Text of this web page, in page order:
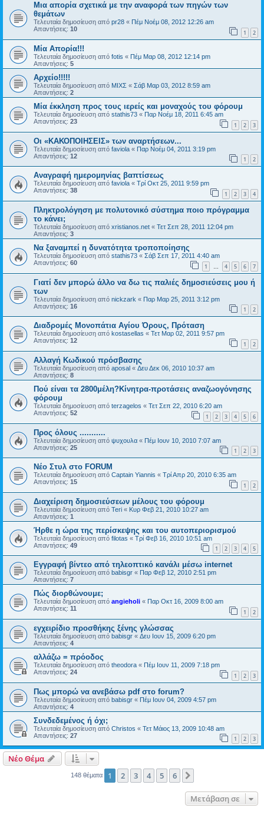
Μια απορία σχετικά με την αναφορά των πηγών των
θεμάτων
Τελευταία δημοσίευση από pr28 « Πέμ Νοέμ 08, 2012 12:26 am
Απαντήσεις: 10 1 2
Μία Απορία!!!
Τελευταία δημοσίευση από fotis « Πέμ Μαρ 08, 2012 12:14 pm
Απαντήσεις: 5
Αρχείο!!!!!
Τελευταία δημοσίευση από ΜΙΧΣ « Σάβ Μαρ 03, 2012 8:59 am
Απαντήσεις: 2
Μία έκκληση προς τους ιερείς και μοναχούς του φόρουμ
Τελευταία δημοσίευση από stathis73 « Παρ Νοέμ 18, 2011 6:45 am
Απαντήσεις: 23 1 2 3
Οι «ΚΑΚΟΠΟΙΗΣΕΙΣ» των αναρτήσεων...
Τελευταία δημοσίευση από faviola « Παρ Νοέμ 04, 2011 3:19 pm
Απαντήσεις: 12 1 2
Aναγραφή ημερομηνίας βαπτίσεως
Τελευταία δημοσίευση από faviola « Τρί Οκτ 25, 2011 9:59 pm
Απαντήσεις: 38 1 2 3 4
Πληκτρολόγηση με πολυτονικό σύστημα ποιο πρόγραμμα
το κάνει;
Τελευταία δημοσίευση από xristianos.net « Τετ Σεπ 28, 2011 12:04 pm
Απαντήσεις: 3
Nα ξαναμπεί η δυνατότητα τροποποίησης
Τελευταία δημοσίευση από stathis73 « Σάβ Σεπ 17, 2011 4:40 am
Απαντήσεις: 60 1 … 4 5 6 7
Γιατί δεν μπορώ άλλο να δω τις παλιές δημοσιεύσεις μου ή
των
Τελευταία δημοσίευση από nickzark « Παρ Μαρ 25, 2011 3:12 pm
Απαντήσεις: 16 1 2
Διαδρομές Μονοπάτια Αγίου Όρους, Πρόταση
Τελευταία δημοσίευση από kostasellas « Τετ Μαρ 02, 2011 9:57 pm
Απαντήσεις: 12 1 2
Αλλαγή Κωδικού πρόσβασης
Τελευταία δημοσίευση από aposal « Δευ Δεκ 06, 2010 10:37 am
Απαντήσεις: 8
Πού είναι τα 2800μέλη?Κίνητρα-προτάσεις αναζωογόνησης
φόρουμ
Τελευταία δημοσίευση από terzagelos « Τετ Σεπ 22, 2010 6:20 am
Απαντήσεις: 52 1 2 3 4 5 6
Προς όλους ...........
Τελευταία δημοσίευση από ψυχουλα « Πέμ Ιουν 10, 2010 7:07 am
Απαντήσεις: 25 1 2 3
Νέο Στυλ στο FORUM
Τελευταία δημοσίευση από Captain Yiannis « Τρί Απρ 20, 2010 6:35 am
Απαντήσεις: 15 1 2
Διαχείριση δημοσιεύσεων μέλους του φόρουμ
Τελευταία δημοσίευση από Teri « Κυρ Φεβ 21, 2010 10:27 am
Απαντήσεις: 1
Ήρθε η ώρα της περίσκεψης και του αυτοπεριορισμού
Τελευταία δημοσίευση από filotas « Τρί Φεβ 16, 2010 10:51 am
Απαντήσεις: 49 1 2 3 4 5
Εγγραφή βίντεο από τηλεοπτικό κανάλι μέσω internet
Τελευταία δημοσίευση από babisgr « Παρ Φεβ 12, 2010 2:51 pm
Απαντήσεις: 7
Πώς διορθώνουμε;
Τελευταία δημοσίευση από angieholi « Παρ Οκτ 16, 2009 8:00 am
Απαντήσεις: 11 1 2
εγχειρίδιο προσθήκης ξένης γλώσσας
Τελευταία δημοσίευση από babisgr « Δευ Ιουν 15, 2009 6:20 pm
Απαντήσεις: 4
αλλάζω = πρόοδος
Τελευταία δημοσίευση από theodora « Πέμ Ιουν 11, 2009 7:18 pm
Απαντήσεις: 24 1 2 3
Πως μπορώ να ανεβάσω pdf στο forum?
Τελευταία δημοσίευση από babisgr « Πέμ Ιουν 04, 2009 4:57 pm
Απαντήσεις: 4
Συνδεδεμένος ή όχι;
Τελευταία δημοσίευση από Christos « Τετ Μάιος 13, 2009 10:48 am
Απαντήσεις: 27 1 2 3
Νέο Θέμα
148 θέματα 1 2 3 4 5 6
Μετάβαση σε